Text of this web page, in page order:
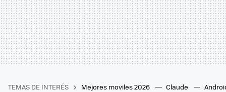
TEMAS DE INTERÉS Mejores moviles 2026 Claude